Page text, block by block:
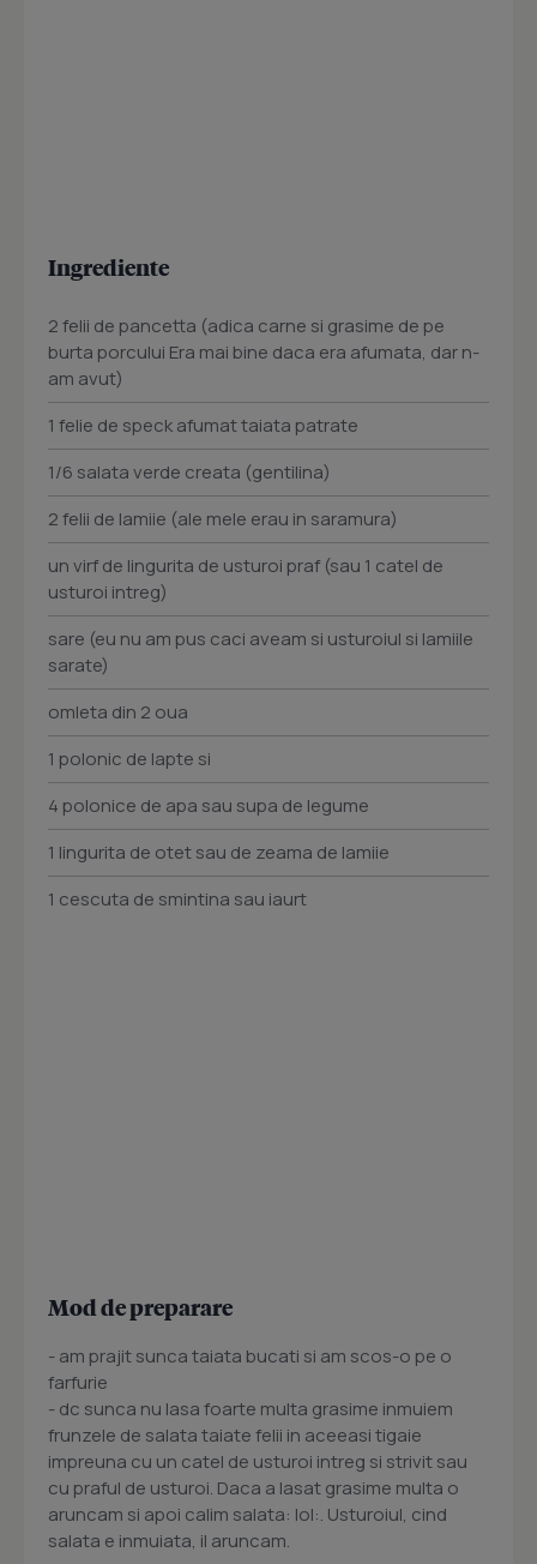
Ingrediente
2 felii de pancetta (adica carne si grasime de pe
burta porcului Era mai bine daca era afumata, dar n-
am avut)
1 felie de speck afumat taiata patrate
1/6 salata verde creata (gentilina)
2 felii de lamiie (ale mele erau in saramura)
un virf de lingurita de usturoi praf (sau 1 catel de
usturoi intreg)
sare (eu nu am pus caci aveam si usturoiul si lamiile
sarate)
omleta din 2 oua
1 polonic de lapte si
4 polonice de apa sau supa de legume
1 lingurita de otet sau de zeama de lamiie
1 cescuta de smintina sau iaurt
Mod de preparare
- am prajit sunca taiata bucati si am scos-o pe o
farfurie
- dc sunca nu lasa foarte multa grasime inmuiem
frunzele de salata taiate felii in aceeasi tigaie
impreuna cu un catel de usturoi intreg si strivit sau
cu praful de usturoi. Daca a lasat grasime multa o
aruncam si apoi calim salata: lol:. Usturoiul, cind
salata e inmuiata, il aruncam.